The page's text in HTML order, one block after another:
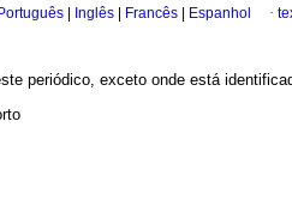
Inglês Francês Espanhol ·
periódico, exceto onde está